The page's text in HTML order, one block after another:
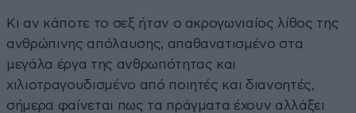
Κι αν κάποτε το σεξ ήταν ο ακρογωνιαίος λίθος της
ανθρώπινης απόλαυσης, απαθανατισμένο στα
μεγάλα έργα της ανθρωπότητας και
χιλιοτραγουδισμένο από ποιητές και διανοητές,
σήμερα φαίνεται πως τα πράγματα έχουν αλλάξει